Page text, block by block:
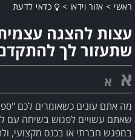
ראשי > אזור וידאו > כדאי לדעת
עצות להצגה
שתעזור לך
א א
מה אתם עונים כשאומרים לכם
שאתם עשויים לפגוש בשיחה עם
במפגש חברתי או בכנס מקצועי,